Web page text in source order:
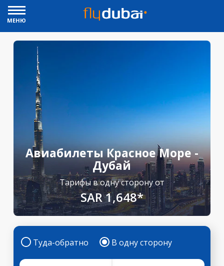
МЕНЮ
Авиабилеты Красное Море -
Дубай
Тарифы в одну сторону от
SAR 1,648*
Туда-обратно В одну сторону